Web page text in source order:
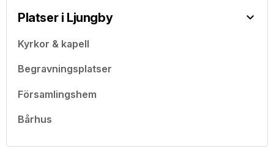
Platser i Ljungby
Kyrkor & kapell
Begravningsplatser
Församlingshem
Bårhus